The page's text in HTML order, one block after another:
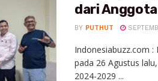
dari
BY PUTHUT
Indonesiabuzz.com
pada 26 Agustus
2024-2029 ...